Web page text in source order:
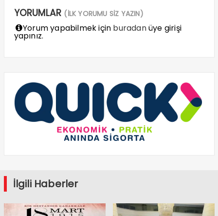
YORUMLAR (İLK YORUMU SİZ YAZIN)
Yorum yapabilmek için buradanüye girişi
yapınız.
İlgili Haberler